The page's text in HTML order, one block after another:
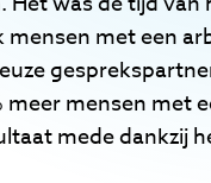
mensen met een
mensen met
mede dankzij